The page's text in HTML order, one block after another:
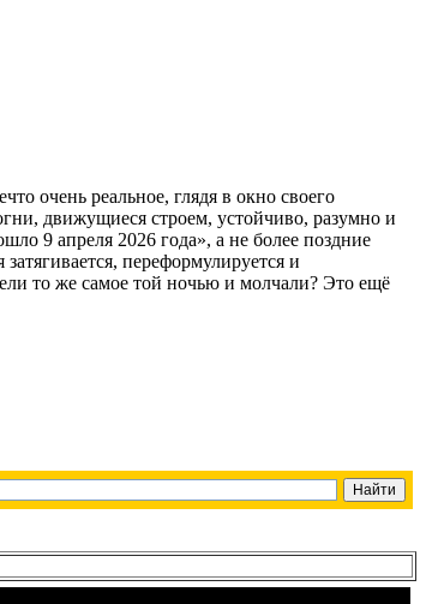
очень реальное, глядя в окно своего
движущиеся строем, устойчиво, разумно и
9 апреля 2026 года», а не более поздние
переформулируется и
то же самое той ночью и молчали? Это ещё